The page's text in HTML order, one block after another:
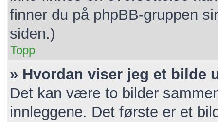
finner du på phpBB-gruppen
siden.)
Topp
» Hvordan viser jeg et bilde
Det kan være to bilder
innleggene. Det første er et